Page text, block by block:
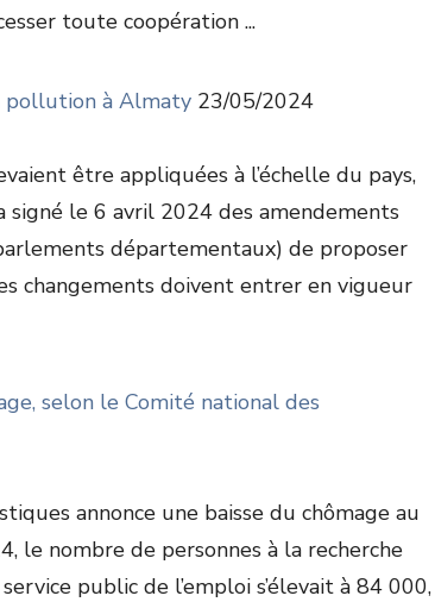
toute coopération ...
pollution à Almaty 23/05/2024
être appliquées à l’échelle du pays,
signé le 6 avril 2024 des amendements
départementaux) de proposer
changements doivent entrer en vigueur
selon le Comité national des
annonce une baisse du chômage au
le nombre de personnes à la recherche
public de l’emploi s’élevait à 84 000,